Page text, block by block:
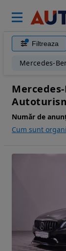
Filtreaza
Mercedes-
Număr de
Cum sunt